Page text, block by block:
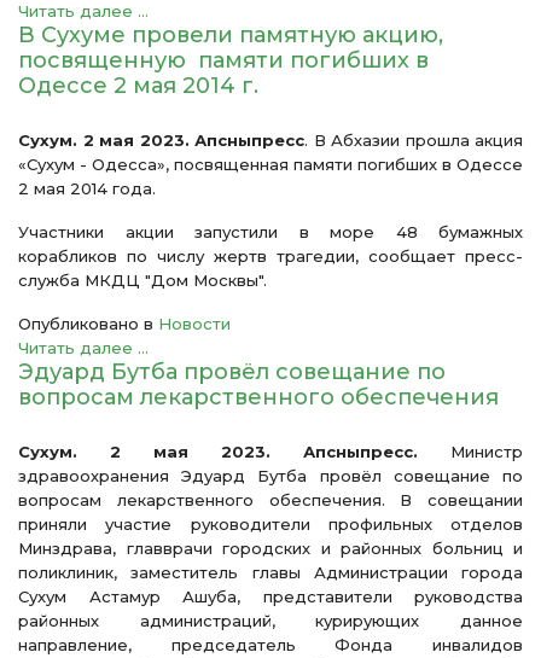
Читать далее ...
В Сухуме провели памятную акцию,
посвященную памяти погибших в
Одессе 2 мая 2014 г.
Сухум. 2 мая 2023. Апсныпресс. В Абхазии прошла акция
«Сухум - Одесса», посвященная памяти погибших в Одессе
2 мая 2014 года.
Участники акции запустили в море 48 бумажных
корабликов по числу жертв трагедии, сообщает пресс-
служба МКДЦ "Дом Москвы".
Опубликовано в Новости
Читать далее ...
Эдуард Бутба провёл совещание по
вопросам лекарственного обеспечения
Сухум. 2 мая 2023. Апсныпресс. Министр
здравоохранения Эдуард Бутба провёл совещание по
вопросам лекарственного обеспечения. В совещании
приняли участие руководители профильных отделов
Минздрава, главврачи городских и районных больниц и
поликлиник, заместитель главы Администрации города
Сухум Астамур Ашуба, представители руководства
районных администраций, курирующих данное
направление, председатель Фонда инвалидов